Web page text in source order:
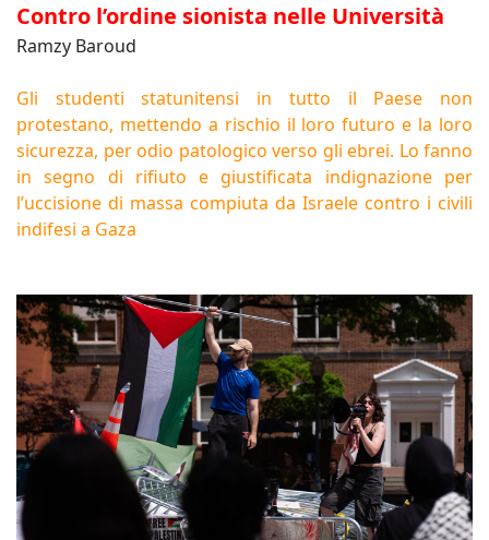
Contro l’ordine sionista nelle Università
Ramzy Baroud
Gli studenti statunitensi in tutto il Paese non
protestano, mettendo a rischio il loro futuro e la loro
sicurezza, per odio patologico verso gli ebrei. Lo fanno
in segno di rifiuto e giustificata indignazione per
l’uccisione di massa compiuta da Israele contro i civili
indifesi a Gaza